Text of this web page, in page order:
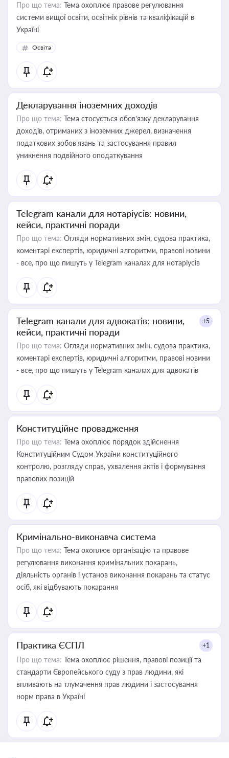
Про що тема: Тема охоплює правове регулювання
системи вищої освіти, освітніх рівнів та кваліфікацій в
Україні
Освіта
Декларування іноземних доходів
Про що тема: Тема стосується обов’язку декларування
доходів, отриманих з іноземних джерел, визначення
податкових зобов’язань та застосування правил
уникнення подвійного оподаткування
Telegram канали для нотаріусів: новини,
кейси, практичні поради
Про що тема: Огляди нормативних змін, судова практика,
коментарі експертів, юридичні алгоритми, правові новини
- все, про що пишуть у Telegram каналах для нотаріусів
Telegram канали для адвокатів: новини,
кейси, практичні поради
+5
Про що тема: Огляди нормативних змін, судова практика,
коментарі експертів, юридичні алгоритми, правові новини
- все, про що пишуть у Telegram каналах для адвокатів
Конституційне провадження
Про що тема: Тема охоплює порядок здійснення
Конституційним Судом України конституційного
контролю, розгляду справ, ухвалення актів і формування
правових позицій
Кримінально-виконавча система
Про що тема: Тема охоплює організацію та правове
регулювання виконання кримінальних покарань,
діяльність органів і установ виконання покарань та статус
осіб, які відбувають покарання
Практика ЄСПЛ +1
Про що тема: Тема охоплює рішення, правові позиції та
стандарти Європейського суду з прав людини, які
впливають на тлумачення прав людини і застосування
норм права в Україні